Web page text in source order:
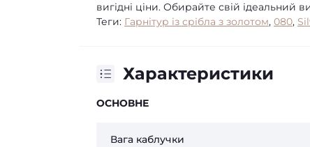
вигідні ціни. Обирайте свій ідеальний
Теги: Гарнітур із срібла з золотом, 080,
Характеристики
ОСНОВНЕ
Вага каблучки